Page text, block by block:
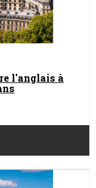
l'anglais à